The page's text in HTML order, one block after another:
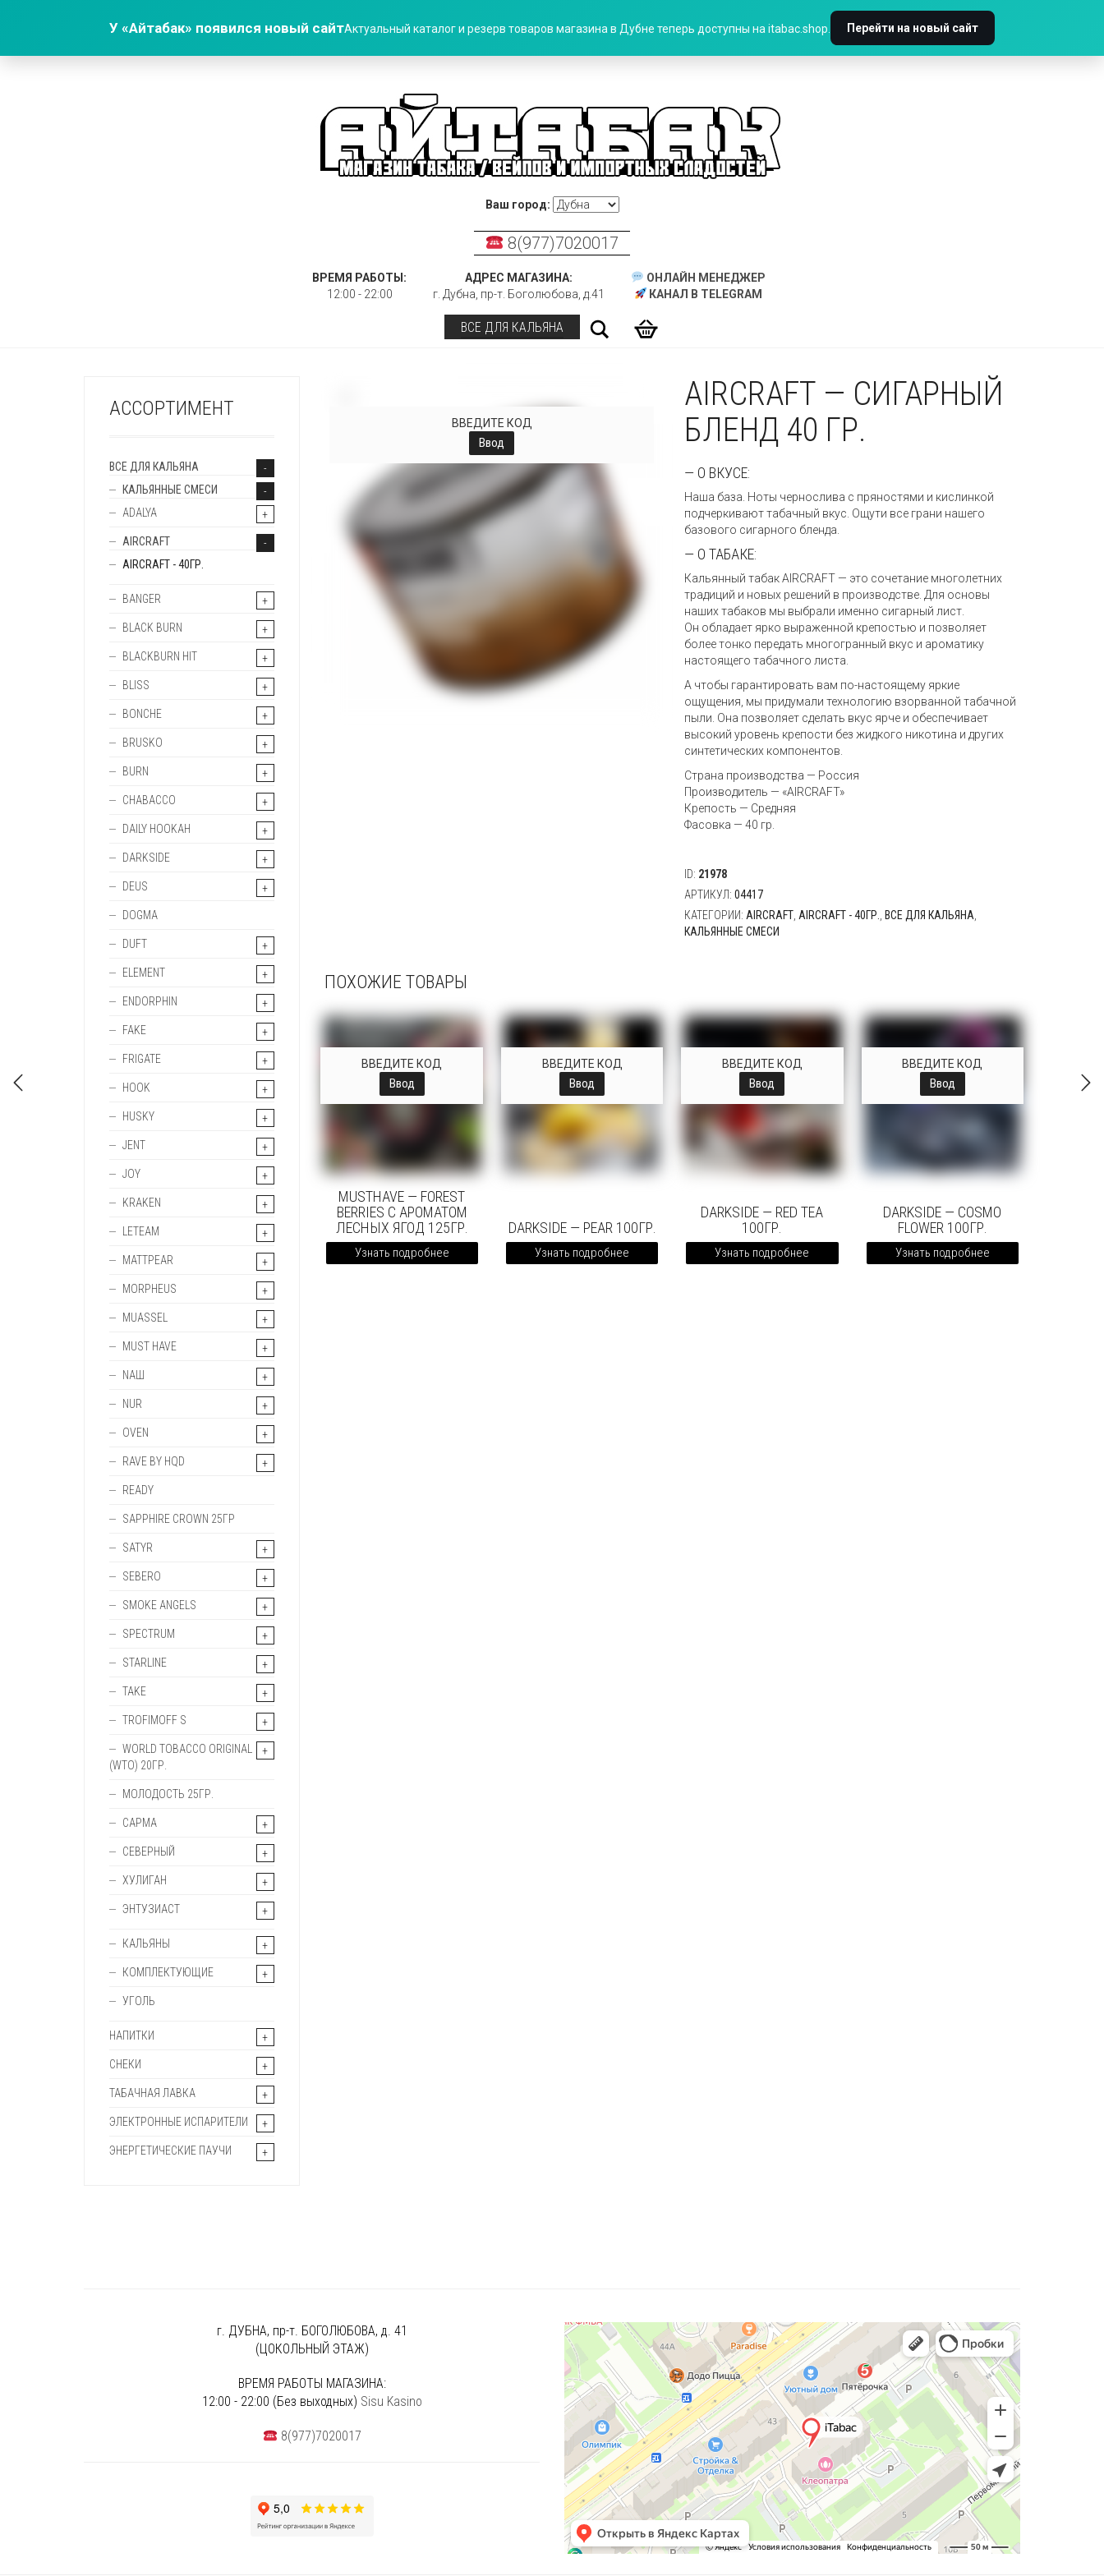
У «Айтабак» появился новый сайтАктуальный каталог и резерв товаров магазина в Дубне теперь доступны на itabac.shop. Перейти на новый сайт
Ваш город:
8(977)7020017
ВРЕМЯ РАБОТЫ:
12:00 - 22:00
АДРЕС МАГАЗИНА:
г. Дубна, пр-т. Боголюбова, д.41
ОНЛАЙН МЕНЕДЖЕР
КАНАЛ В TELEGRAM
ВСЕ ДЛЯ КАЛЬЯНА Поиск
ВВЕДИТЕ КОД
Ввод
AIRCRAFT — СИГАРНЫЙ
БЛЕНД 40 ГР.
— О ВКУСЕ:
Наша база. Ноты чернослива с пряностями и кислинкой
подчеркивают табачный вкус. Ощути все грани нашего
базового сигарного бленда.
— О ТАБАКЕ:
Кальянный табак AIRCRAFT — это сочетание многолетних
традиций и новых решений в производстве. Для основы
наших табаков мы выбрали именно сигарный лист.
Он обладает ярко выраженной крепостью и позволяет
более тонко передать многогранный вкус и ароматику
настоящего табачного листа.
А чтобы гарантировать вам по-настоящему яркие
ощущения, мы придумали технологию взорванной табачной
пыли. Она позволяет сделать вкус ярче и обеспечивает
высокий уровень крепости без жидкого никотина и других
синтетических компонентов.
Страна производства — Россия
Производитель — «AIRCRAFT»
Крепость — Средняя
Фасовка — 40 гр.
ID: 21978
АРТИКУЛ:04417
КАТЕГОРИИ: AIRCRAFT AIRCRAFT - 40ГР. ВСЕ ДЛЯ КАЛЬЯНА
КАЛЬЯННЫЕ СМЕСИ
ПОХОЖИЕ ТОВАРЫ
ВВЕДИТЕ КОД
Ввод
MUSTHAVE — FOREST
BERRIES С АРОМАТОМ
ЛЕСНЫХ ЯГОД 125ГР.
Узнать подробнее
ВВЕДИТЕ КОД
Ввод
DARKSIDE — PEAR 100ГР.
Узнать подробнее
ВВЕДИТЕ КОД
Ввод
DARKSIDE — RED TEA
100ГР.
Узнать подробнее
ВВЕДИТЕ КОД
Ввод
DARKSIDE — COSMO
FLOWER 100ГР.
Узнать подробнее
АССОРТИМЕНТ
ВСЕ ДЛЯ КАЛЬЯНА
КАЛЬЯННЫЕ СМЕСИ
ADALYA
AIRCRAFT
AIRCRAFT - 40ГР.
BANGER
BLACK BURN
BLACKBURN HIT
BLISS
BONCHE
BRUSKO
BURN
CHABACCO
DAILY HOOKAH
DARKSIDE
DEUS
DOGMA
DUFT
ELEMENT
ENDORPHIN
FAKE
FRIGATE
HOOK
HUSKY
JENT
JOY
KRAKEN
LETEAM
MATTPEAR
MORPHEUS
MUASSEL
MUST HAVE
NAШ
NUR
OVEN
RAVE BY HQD
READY
SAPPHIRE CROWN 25ГР
SATYR
SEBERO
SMOKE ANGELS
SPECTRUM
STARLINE
TAKE
TROFIMOFF S
WORLD TOBACCO ORIGINAL
(WTO) 20ГР.
МОЛОДОСТЬ 25ГР.
САРМА
СЕВЕРНЫЙ
ХУЛИГАН
ЭНТУЗИАСТ
КАЛЬЯНЫ
КОМПЛЕКТУЮЩИЕ
УГОЛЬ
НАПИТКИ
СНЕКИ
ТАБАЧНАЯ ЛАВКА
ЭЛЕКТРОННЫЕ ИСПАРИТЕЛИ
ЭНЕРГЕТИЧЕСКИЕ ПАУЧИ
г. ДУБНА, пр-т. БОГОЛЮБОВА, д. 41
(ЦОКОЛЬНЫЙ ЭТАЖ)
ВРЕМЯ РАБОТЫ МАГАЗИНА:
12:00 - 22:00 (Без выходных) Sisu Kasino
8(977)7020017